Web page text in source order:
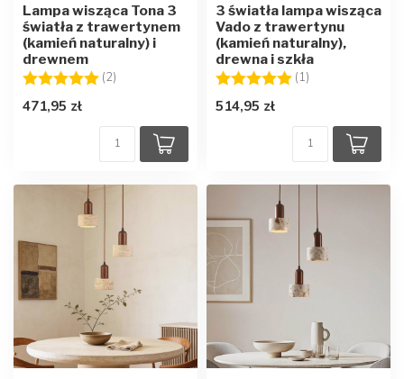
Lampa wisząca Tona 3
światła z trawertynem
(kamień naturalny) i
drewnem
Ocena:
(2) 5.0 na 5 gwiazdek
471,95 zł
3 światła lampa wisząca
Vado z trawertynu
(kamień naturalny),
drewna i szkła
Ocena:
(1)
514,95 zł